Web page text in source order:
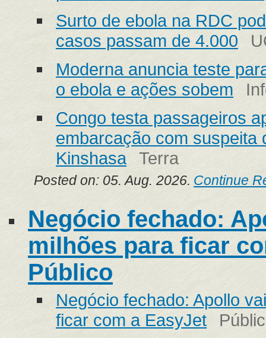
Surto de ebola na RDC
casos passam de 4.000
Moderna anuncia teste
o ebola e ações sobem
Congo testa passageiros
embarcação com suspeita
Kinshasa
Terra
Posted on: 05. Aug. 2026. Continue
Negócio fechado:
milhões para ficar
Público
Negócio fechado: Apollo
ficar com a EasyJet